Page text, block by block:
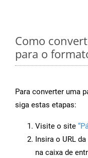
Como
para o
Para converter uma
siga estas etapas:
Visite o site
Insira o URL
na caixa de